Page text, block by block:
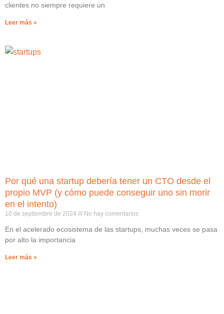
clientes no siempre requiere un
Leer más »
Por qué una startup debería tener un CTO desde el
propio MVP (y cómo puede conseguir uno sin morir
en el intento)
10 de septiembre de 2024 No hay comentarios
En el acelerado ecosistema de las startups, muchas veces se pasa
por alto la importancia
Leer más »